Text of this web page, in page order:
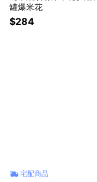
罐爆米花
$284
宅配商品